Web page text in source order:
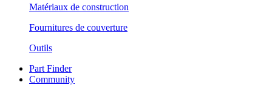
Matériaux de construction
Fournitures de couverture
Outils
Part Finder
Community